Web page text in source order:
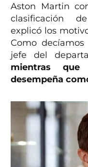
Aston Martin
clasificación
explicó los
Como
jefe del
mientras
desempeña